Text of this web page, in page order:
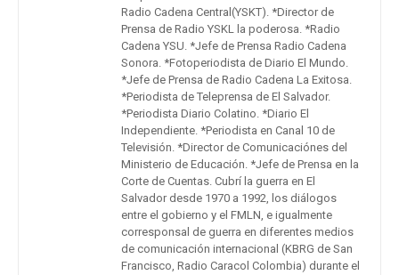
Radio Cadena Central(YSKT). *Director de
Prensa de Radio YSKL la poderosa. *Radio
Cadena YSU. *Jefe de Prensa Radio Cadena
Sonora. *Fotoperiodista de Diario El Mundo.
*Jefe de Prensa de Radio Cadena La Exitosa.
*Periodista de Teleprensa de El Salvador.
*Periodista Diario Colatino. *Diario El
Independiente. *Periodista en Canal 10 de
Televisión. *Director de Comunicaciónes del
Ministerio de Educación. *Jefe de Prensa en la
Corte de Cuentas. Cubrí la guerra en El
Salvador desde 1970 a 1992, los diálogos
entre el gobierno y el FMLN, e igualmente
corresponsal de guerra en diferentes medios
de comunicación internacional (KBRG de San
Francisco, Radio Caracol Colombia) durante el